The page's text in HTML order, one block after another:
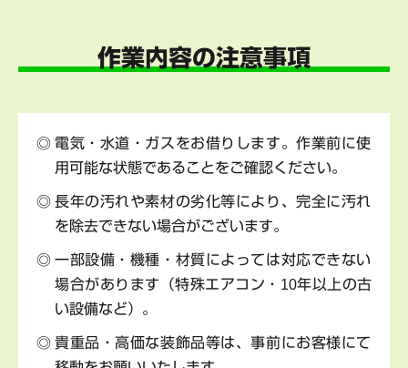
作業内容の注意事項
電気・水道・ガスをお借りします。作業前に使
用可能な状態であることをご確認ください。
長年の汚れや素材の劣化等により、完全に汚れ
を除去できない場合がございます。
一部設備・機種・材質によっては対応できない
場合があります（特殊エアコン・10年以上の古
い設備など）。
貴重品・高価な装飾品等は、事前にお客様にて